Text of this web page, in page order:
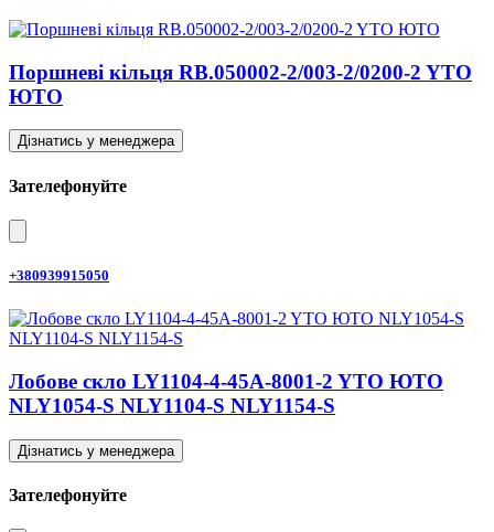
Поршневі кільця RB.050002-2/003-2/0200-2 YTO
ЮТО
Дізнатись у менеджера
Зателефонуйте
+380939915050
Лобове скло LY1104-4-45A-8001-2 YTO ЮТО
NLY1054-S NLY1104-S NLY1154-S
Дізнатись у менеджера
Зателефонуйте